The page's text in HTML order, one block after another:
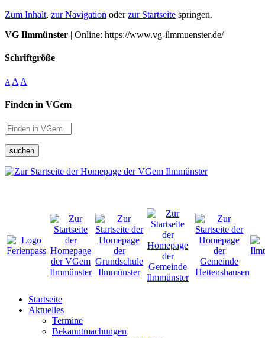
Zum Inhalt, zur Navigation oderzur Startseite springen.
VG Ilmmünster | Online: https://www.vg-ilmmuenster.de/
Schriftgröße
A A A
Finden in VGem
suchen
Startseite
Aktuelles
Termine
Bekanntmachungen